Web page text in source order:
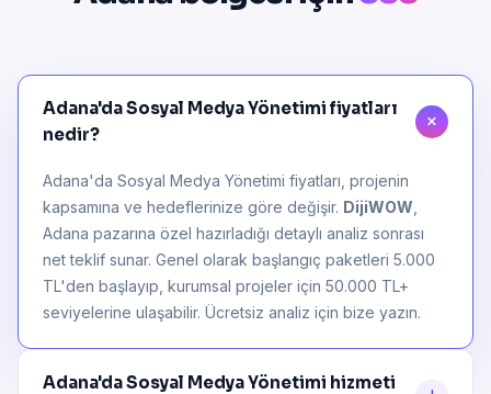
Adana'da Sosyal Medya Yönetimi fiyatları
nedir?
Adana'da Sosyal Medya Yönetimi fiyatları, projenin
kapsamına ve hedeflerinize göre değişir. DijiWOW
Adana pazarına özel hazırladığı detaylı analiz sonrası
net teklif sunar. Genel olarak başlangıç paketleri 5.000
TL'den başlayıp, kurumsal projeler için 50.000 TL+
seviyelerine ulaşabilir. Ücretsiz analiz için bize yazın.
Adana'da Sosyal Medya Yönetimi hizmeti